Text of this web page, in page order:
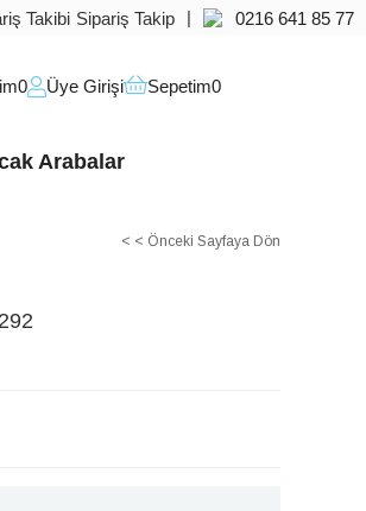
Sipariş Takip | 0216 641 85 77
0 Üye Girişi Sepetim0
Arabalar
< < Önceki Sayfaya Dön